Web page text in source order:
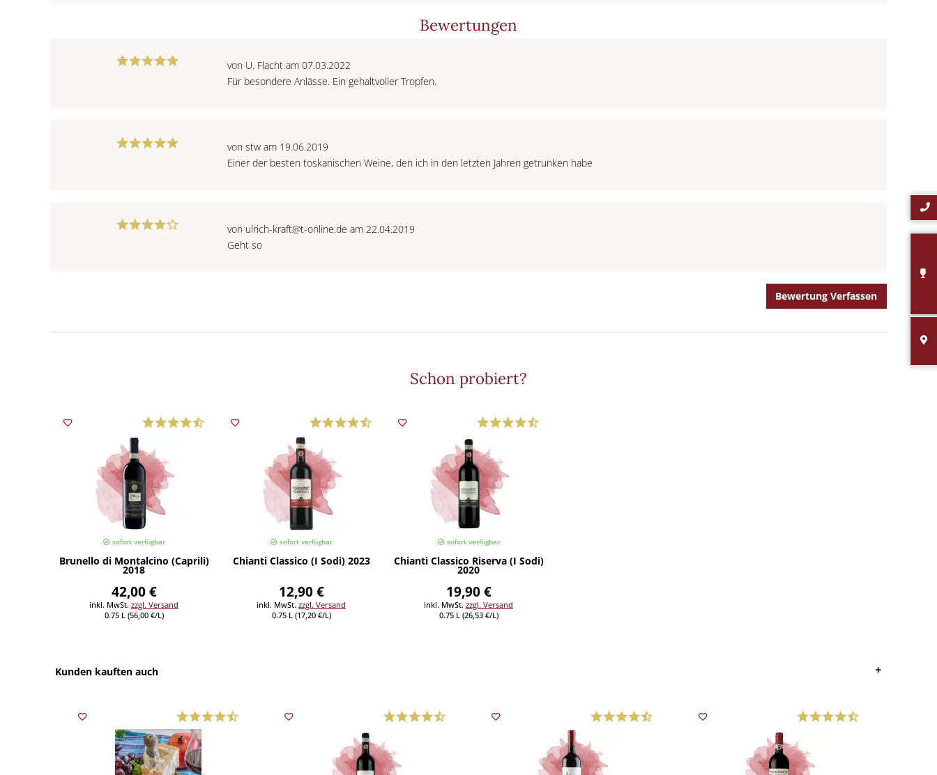
Bewertungen
von U. Flacht am 07.03.2022
Für besondere Anlässe. Ein gehaltvoller Tropfen.
von stw am 19.06.2019
Einer der besten toskanischen Weine, den ich in den letzten Jahren getrunken habe
von ulrich-kraft@t-online.de am 22.04.2019
Geht so
Bewertung Verfassen
Schon probiert?
sofort verfügbar
Brunello di Montalcino (Caprili)
2018
42,00 €
inkl. MwSt. zzgl. Versand
0.75 L (56,00 €/L)
sofort verfügbar
Chianti Classico (I Sodi) 2023
12,90 €
inkl. MwSt. zzgl. Versand
0.75 L (17,20 €/L)
sofort verfügbar
Chianti Classico Riserva (I Sodi)
2020
19,90 €
inkl. MwSt. zzgl. Versand
0.75 L (26,53 €/L)
Kunden kauften auch